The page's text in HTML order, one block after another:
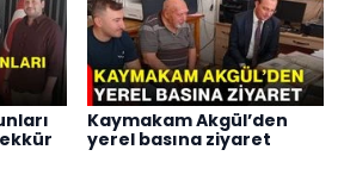
Kaymakam Akgül’den
yerel basına ziyaret